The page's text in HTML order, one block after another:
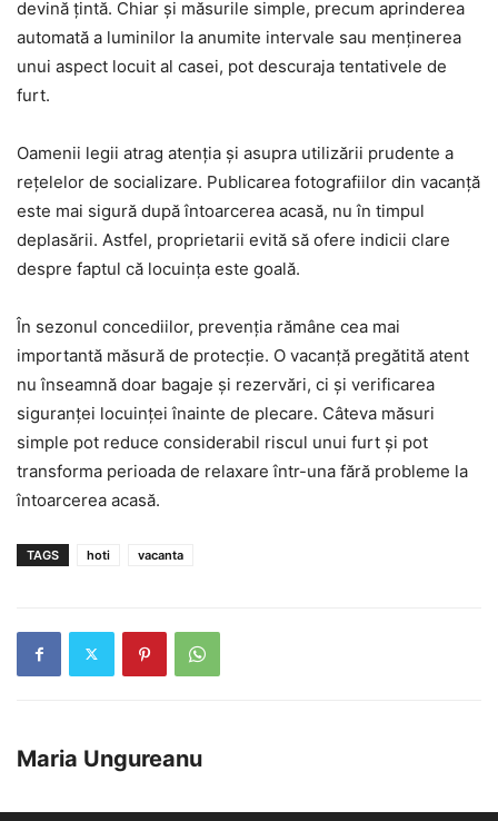
devină țintă. Chiar și măsurile simple, precum aprinderea
automată a luminilor la anumite intervale sau menținerea
unui aspect locuit al casei, pot descuraja tentativele de
furt.
Oamenii legii atrag atenția și asupra utilizării prudente a
rețelelor de socializare. Publicarea fotografiilor din vacanță
este mai sigură după întoarcerea acasă, nu în timpul
deplasării. Astfel, proprietarii evită să ofere indicii clare
despre faptul că locuința este goală.
În sezonul concediilor, prevenția rămâne cea mai
importantă măsură de protecție. O vacanță pregătită atent
nu înseamnă doar bagaje și rezervări, ci și verificarea
siguranței locuinței înainte de plecare. Câteva măsuri
simple pot reduce considerabil riscul unui furt și pot
transforma perioada de relaxare într-una fără probleme la
întoarcerea acasă.
TAGS hoti vacanta
Maria Ungureanu